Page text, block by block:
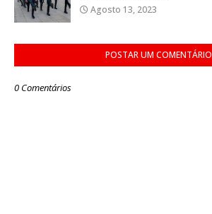
Agosto 13, 2023
POSTAR UM COMENTÁRIO
0 Comentários